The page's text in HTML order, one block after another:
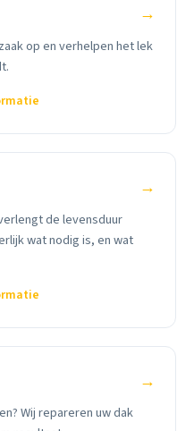
→
op en verhelpen het lek
→
de levensduur
wat nodig is, en wat
→
Wij repareren uw dak